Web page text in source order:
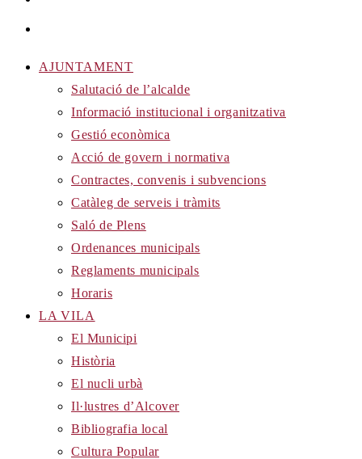
AJUNTAMENT
Salutació de l’alcalde
Informació institucional i organitzativa
Gestió econòmica
Acció de govern i normativa
Contractes, convenis i subvencions
Catàleg de serveis i tràmits
Saló de Plens
Ordenances municipals
Reglaments municipals
Horaris
LA VILA
El Municipi
Història
El nucli urbà
Il·lustres d’Alcover
Bibliografia local
Cultura Popular